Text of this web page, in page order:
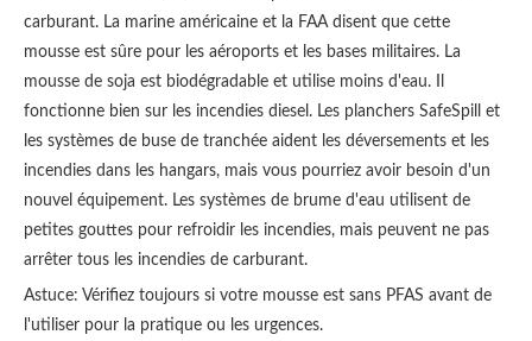
carburant. La marine américaine et la FAA disent que cette
mousse est sûre pour les aéroports et les bases militaires. La
mousse de soja est biodégradable et utilise moins d'eau. Il
fonctionne bien sur les incendies diesel. Les planchers SafeSpill et
les systèmes de buse de tranchée aident les déversements et les
incendies dans les hangars, mais vous pourriez avoir besoin d'un
nouvel équipement. Les systèmes de brume d'eau utilisent de
petites gouttes pour refroidir les incendies, mais peuvent ne pas
arrêter tous les incendies de carburant.
Astuce: Vérifiez toujours si votre mousse est sans PFAS avant de
l'utiliser pour la pratique ou les urgences.